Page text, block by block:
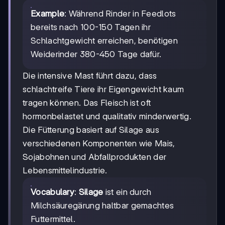
Example: Während Rinder in Feedlots
bereits nach 100-150 Tagen ihr
Schlachtgewicht erreichen, benötigen
Weiderinder 380-450 Tage dafür.
Die intensive Mast führt dazu, dass
schlachtreife Tiere ihr Eigengewicht kaum
tragen können. Das Fleisch ist oft
hormonbelastet und qualitativ minderwertig.
Die Fütterung basiert auf Silage aus
verschiedenen Komponenten wie Mais,
Sojabohnen und Abfallprodukten der
Lebensmittelindustrie.
Vocabulary: Silage ist ein durch
Milchsäuregärung haltbar gemachtes
Futtermittel.